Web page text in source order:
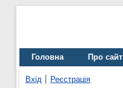
Головна Про сайт
Вхід Реєстрація